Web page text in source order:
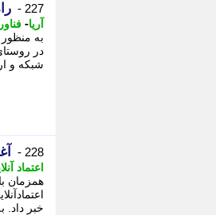
227 -
آریا-
به
در
شبکه و
228 -
اعتماد
همزمان
خبر داد.